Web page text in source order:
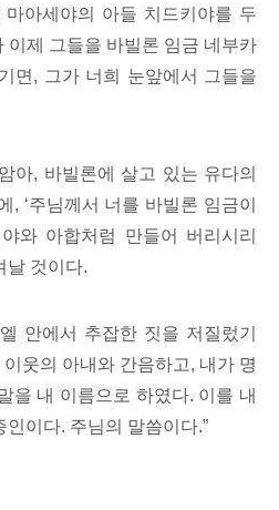
아세야의 아들 치드키야를 두
이제 그들을 바빌론 임금 네부카
면, 그가 너희 눈앞에서 그들을
아, 바빌론에 살고 있는 유다의
, ‘주님께서 너를 바빌론 임금이
와 아합처럼 만들어 버리시리
날 것이다.
안에서 추잡한 짓을 저질렀기
이웃의 아내와 간음하고, 내가 명
을 내 이름으로 하였다. 이를 내
인이다. 주님의 말씀이다.”